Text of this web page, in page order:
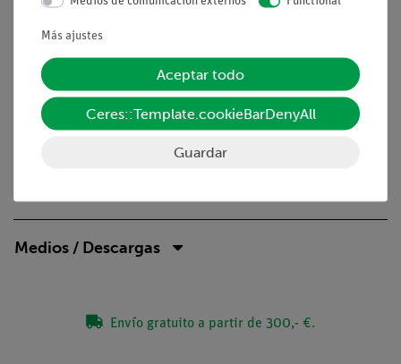
Tareas
¿Qué materiales son atraídos por un imán? Pruebe varios
objetos de diferentes materiales para ver si son atraídos por
un imán o no. Además, prueba si los dos extremos del imán
(cada uno identificado por un color) actúan de la misma
manera sobre estos objetos.
Medios / Descargas
Envío gratuito a partir de 300,- €.
Más ajustes
Aceptar todo
Ceres::Template.cookieBarDenyAll
Guardar